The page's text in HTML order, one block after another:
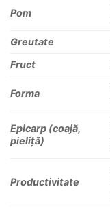
Pom
Greutate
Fruct
Forma
Epicarp (coajă,
pieliță)
Productivitate